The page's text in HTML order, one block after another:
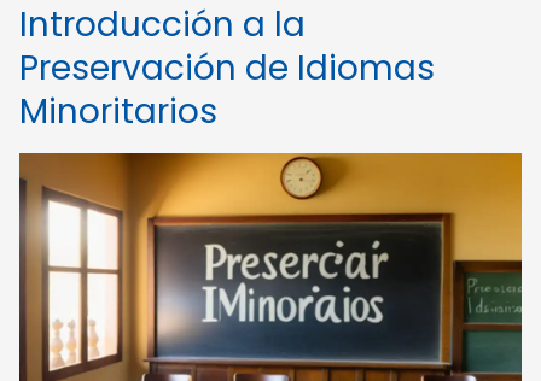
Introducción a la
Preservación de Idiomas
Minoritarios